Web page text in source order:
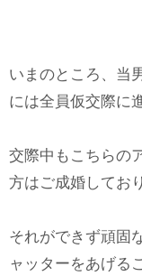
いまのところ、当
には全員仮交際に
交際中もこちらの
方はご成婚してお
それができず頑固
ャッターをあげる